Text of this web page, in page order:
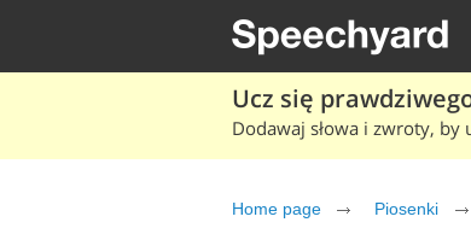
Ucz się
Dodawaj słowa i zwroty, by
Home page Piosenki